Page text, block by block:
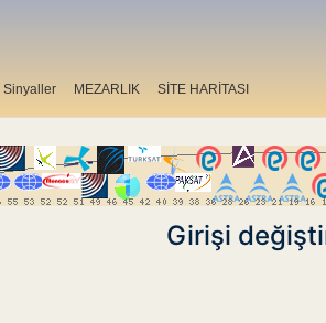
Sinyaller MEZARLIK SİTE HARİTASI
Girişi